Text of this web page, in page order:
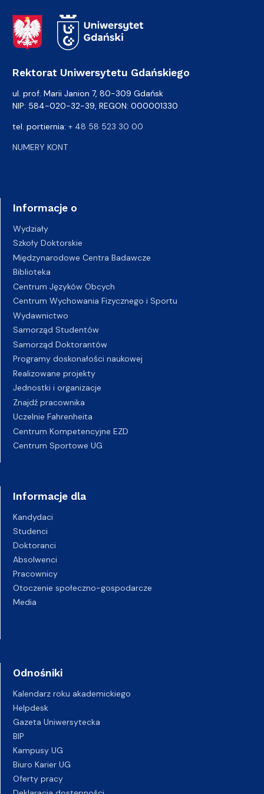
Adres Rektoratu
Rektorat Uniwersytetu Gdańskiego
ul. prof. Marii Janion 7, 80-309 Gdańsk
NIP: 584-020-32-39, REGON: 000001330
tel. portiernia: + 48 58 523 30 00
NUMERY KONT
Informacje o
Wydziały
Szkoły Doktorskie
Międzynarodowe Centra Badawcze
Biblioteka
Centrum Języków Obcych
Centrum Wychowania Fizycznego i Sportu
Wydawnictwo
Samorząd Studentów
Samorząd Doktorantów
Programy doskonałości naukowej
Realizowane projekty
Jednostki i organizacje
Znajdź pracownika
Uczelnie Fahrenheita
Centrum Kompetencyjne EZD
Centrum Sportowe UG
Informacje dla
Kandydaci
Studenci
Doktoranci
Absolwenci
Pracownicy
Otoczenie społeczno-gospodarcze
Media
Odnośniki
Kalendarz roku akademickiego
Helpdesk
Gazeta Uniwersytecka
BIP
Kampusy UG
Biuro Karier UG
Oferty pracy